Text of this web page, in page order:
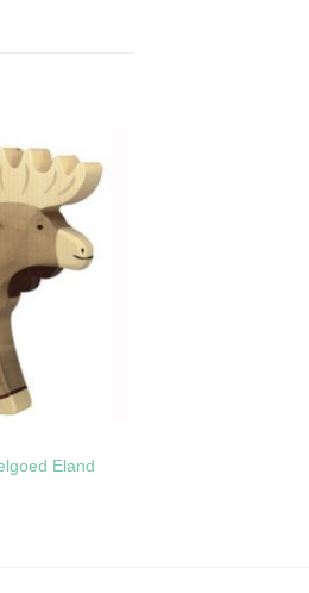
Toevoegen
aan
verlanglijst
Eland